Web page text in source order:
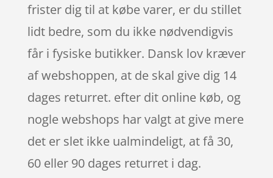
frister dig til at købe varer, er du stillet
lidt bedre, som du ikke nødvendigvis
får i fysiske butikker. Dansk lov kræver
af webshoppen, at de skal give dig 14
dages returret. efter dit online køb, og
nogle webshops har valgt at give mere
det er slet ikke ualmindeligt, at få 30,
60 eller 90 dages returret i dag.